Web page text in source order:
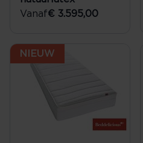
Vanaf€ 3.595,00
NIEUW